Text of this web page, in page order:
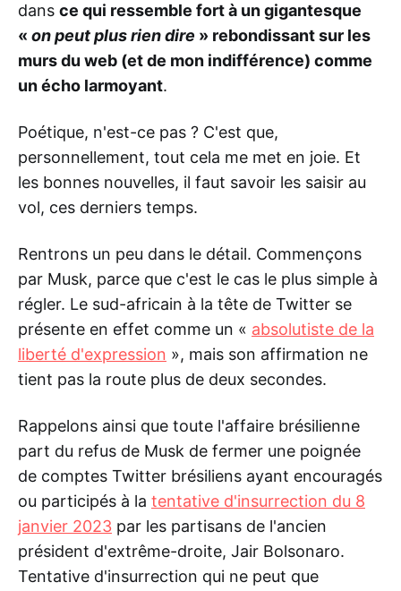
dans ce qui ressemble fort à un gigantesque
« on peut plus rien dire » rebondissant sur les
murs du web (et de mon indifférence) comme
un écho larmoyant.
Poétique, n'est-ce pas ? C'est que,
personnellement, tout cela me met en joie. Et
les bonnes nouvelles, il faut savoir les saisir au
vol, ces derniers temps.
Rentrons un peu dans le détail. Commençons
par Musk, parce que c'est le cas le plus simple à
régler. Le sud-africain à la tête de Twitter se
présente en effet comme un « absolutiste de la
liberté d'expression », mais son affirmation ne
tient pas la route plus de deux secondes.
Rappelons ainsi que toute l'affaire brésilienne
part du refus de Musk de fermer une poignée
de comptes Twitter brésiliens ayant encouragés
ou participés à la tentative d'insurrection du 8
janvier 2023 par les partisans de l'ancien
président d'extrême-droite, Jair Bolsonaro.
Tentative d'insurrection qui ne peut que